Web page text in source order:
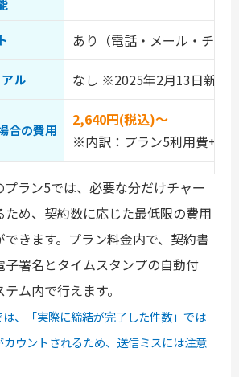
あり（電話・メール・チャ
ル なし ※2025年2月13日新規
合の費用
2,640円(税込)～
※内訳：プラン5利用費+5
ラン5では、必要な分だけチャー
ため、契約数に応じた最低限の費用
きます。プラン料金内で、契約書
子署名とタイムスタンプの自動付
ム内で行えます。
、「実際に締結が完了した件数」では
ウントされるため、送信ミスには注意